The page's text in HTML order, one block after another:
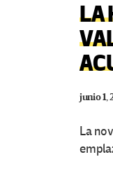
LA
junio 1,
La